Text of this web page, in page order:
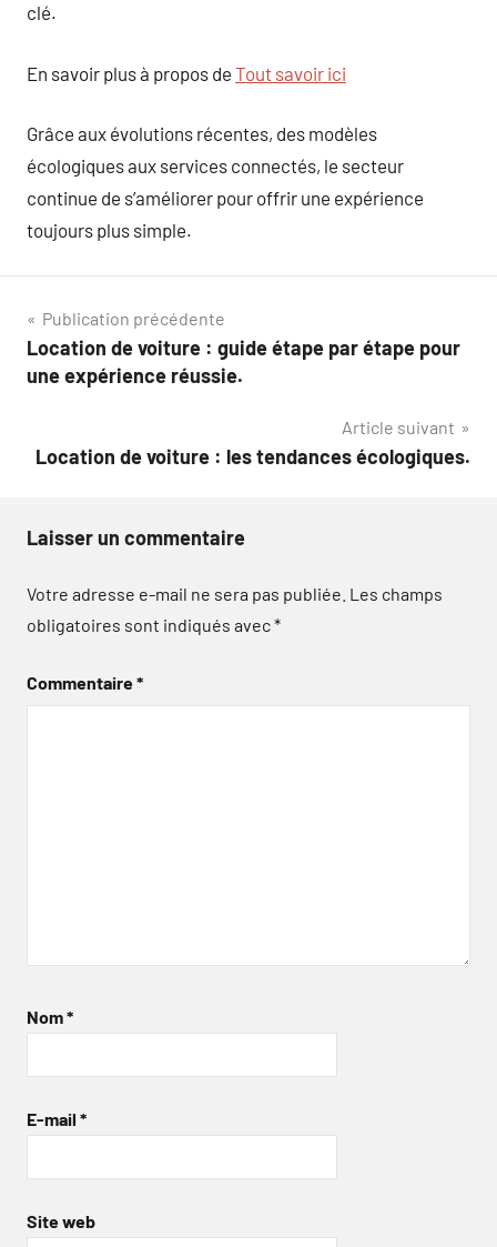
clé.
En savoir plus à propos de Tout savoir ici
Grâce aux évolutions récentes, des modèles
écologiques aux services connectés, le secteur
continue de s’améliorer pour offrir une expérience
toujours plus simple.
Navigation
de
Publication précédente
Location de voiture : guide étape par étape pour
une expérience réussie.
Article suivant
Location de voiture : les tendances écologiques.
Laisser un commentaire
Votre adresse e-mail ne sera pas publiée. Les champs
obligatoires sont indiqués avec*
Commentaire*
Nom*
E-mail *
Site web